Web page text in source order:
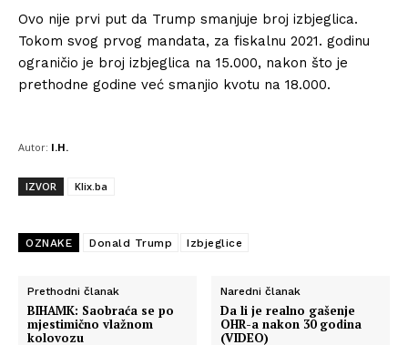
Ovo nije prvi put da Trump smanjuje broj izbjeglica.
Tokom svog prvog mandata, za fiskalnu 2021. godinu
ograničio je broj izbjeglica na 15.000, nakon što je
prethodne godine već smanjio kvotu na 18.000.
Autor: I.H.
IZVOR Klix.ba
OZNAKE Donald Trump Izbjeglice
Prethodni članak
BIHAMK: Saobraća se po
mjestimično vlažnom
kolovozu
Naredni članak
Da li je realno gašenje
OHR-a nakon 30 godina
(VIDEO)